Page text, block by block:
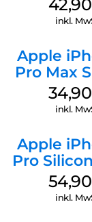
42,90
inkl.
Apple
Pro Max
Case34,90
inkl.
Apple
Pro
MagSafe
54,90
inkl.